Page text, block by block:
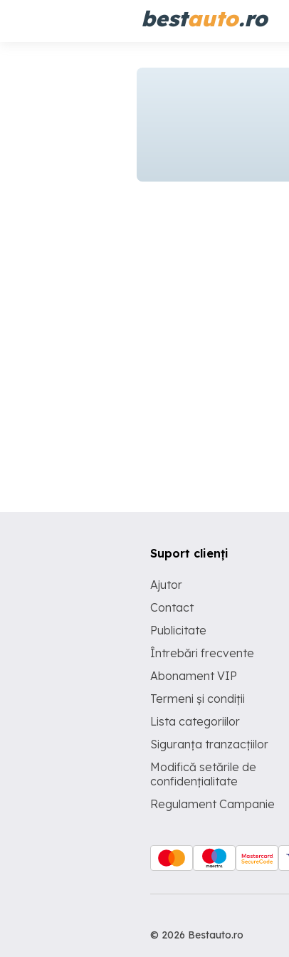
bestauto.ro
Suport clienți
Ajutor
Contact
Publicitate
Întrebări frecvente
Abonament VIP
Termeni și condiții
Lista categoriilor
Siguranța tranzacțiilor
Modifică setările de
confidențialitate
Regulament Campanie
© 2026 Bestauto.ro